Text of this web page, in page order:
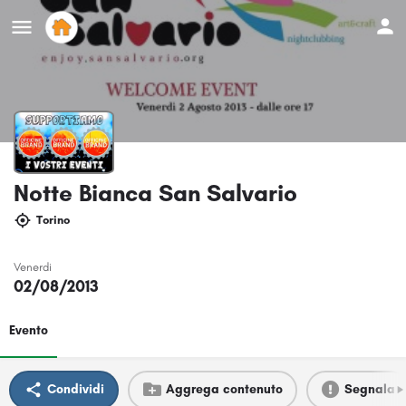
Notte Bianca San Salvario
Torino
Venerdi
02/08/2013
Evento
Condividi Aggrega contenuto Segnala